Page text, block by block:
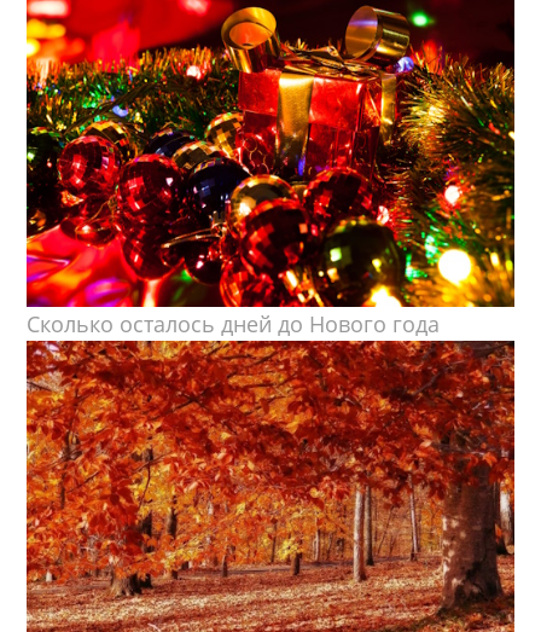
Сколько осталось дней до Нового года